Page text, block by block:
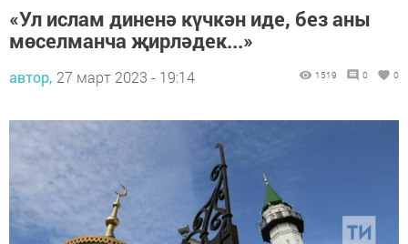
«Ул ислам диненә күчкән иде, без аны
мөселманча җирләдек...»
автор, 27 март 2023 - 19:14 1519 0 0